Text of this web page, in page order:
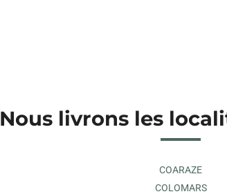
Nous livrons les
COARAZE
COLOMARS